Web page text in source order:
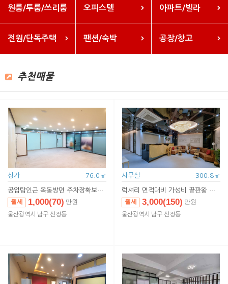
원룸/투룸/쓰리룸 오피스텔 아파트/빌라
전원/단독주택 팬션/숙박 공장/창고
추천매물
상가 76.0㎡
공업탑인근 옥동방면 주차장확보된 상가
월세 1,000(70) 만원
임대 1,000(70)만원
울산광역시 남구 신정동
사무실 300.8㎡
럭셔리 면적대비 가성비 끝판왕 울산사무실
월세 3,000(150) 만원
임대 3,000(150)
울산광역시 남구 신정동